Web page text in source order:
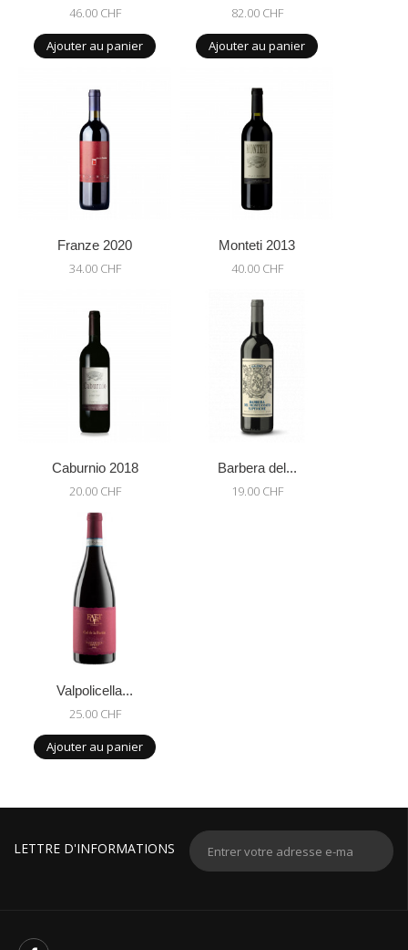
46.00 CHF
Ajouter au panier
82.00 CHF
Ajouter au panier
Franze 2020
34.00 CHF
Monteti 2013
40.00 CHF
Caburnio 2018
20.00 CHF
Barbera del...
19.00 CHF
Valpolicella...
25.00 CHF
Ajouter au panier
LETTRE D'INFORMATIONS